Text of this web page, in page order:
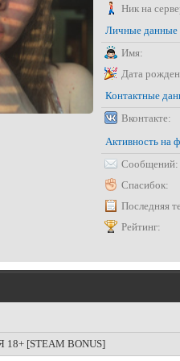
Ник на
Личные данные
Имя:
Дата
Контактные
Вконтакте:
Активность на
Сообщений:
Спасибок:
Последняя
Рейтинг:
[STEAM BONUS]